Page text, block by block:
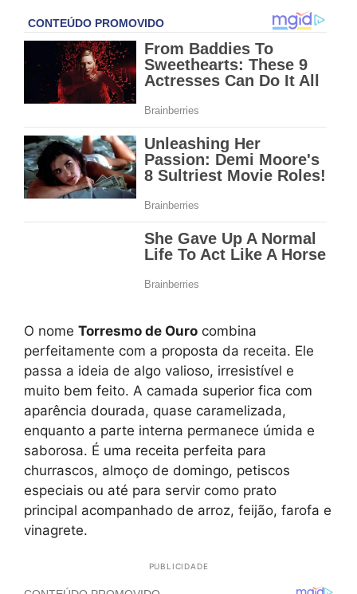
O nome Torresmo de Ouro combina
perfeitamente com a proposta da receita. Ele
passa a ideia de algo valioso, irresistível e
muito bem feito. A camada superior fica com
aparência dourada, quase caramelizada,
enquanto a parte interna permanece úmida e
saborosa. É uma receita perfeita para
churrascos, almoço de domingo, petiscos
especiais ou até para servir como prato
principal acompanhado de arroz, feijão, farofa e
vinagrete.
PUBLICIDADE